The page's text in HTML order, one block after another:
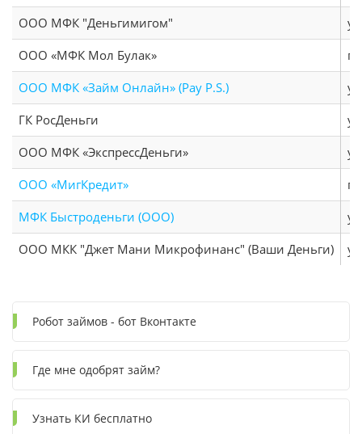
ООО МФК "Деньгимигом"
ООО «МФК Мол Булак»
г.
ООО МФК «Займ Онлайн» (Pay P.S.)
ГК РосДеньги
ООО МФК «ЭкспрессДеньги»
ООО «МигКредит»
г.
МФК Быстроденьги (ООО)
ООО МКК "Джет Мани Микрофинанс" (Ваши Деньги)
Робот займов - бот Вконтакте
Где мне одобрят займ?
Узнать КИ бесплатно